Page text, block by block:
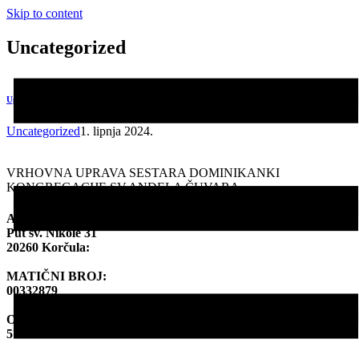
Skip to content
Uncategorized
Upravno vijeće
Uncategorized1. lipnja 2024.
VRHOVNA UPRAVA SESTARA DOMINIKANKI
KONGREGACIJE SV.ANĐELA ČUVARA
ADRESA:
Put sv. Nikole 31
20260 Korčula:
MATIČNI BROJ:
00332879
OIB:
57782988192